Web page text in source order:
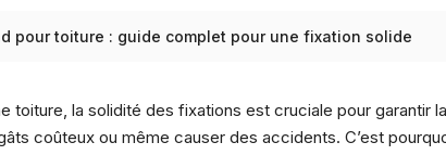
pour toiture : guide complet pour une fixation solide
toiture, la solidité des fixations est cruciale pour
coûteux ou même causer des accidents. C’est